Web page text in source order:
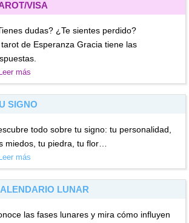
VISA
dudas? ¿Te sientes perdido?
tarot de Esperanza Gracia tiene las
más
SIGNO
todo sobre tu signo: tu personalidad,
miedos, tu piedra, tu flor…
más
LUNAR
las fases lunares y mira cómo influyen